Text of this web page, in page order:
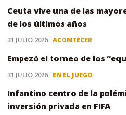
Ceuta vive una de las
de los últimos años
31 JULIO 2026 ACONTECER
Empezó el torneo de los
31 JULIO 2026 EN EL JUEGO
Infantino centro de la
inversión privada en FIFA